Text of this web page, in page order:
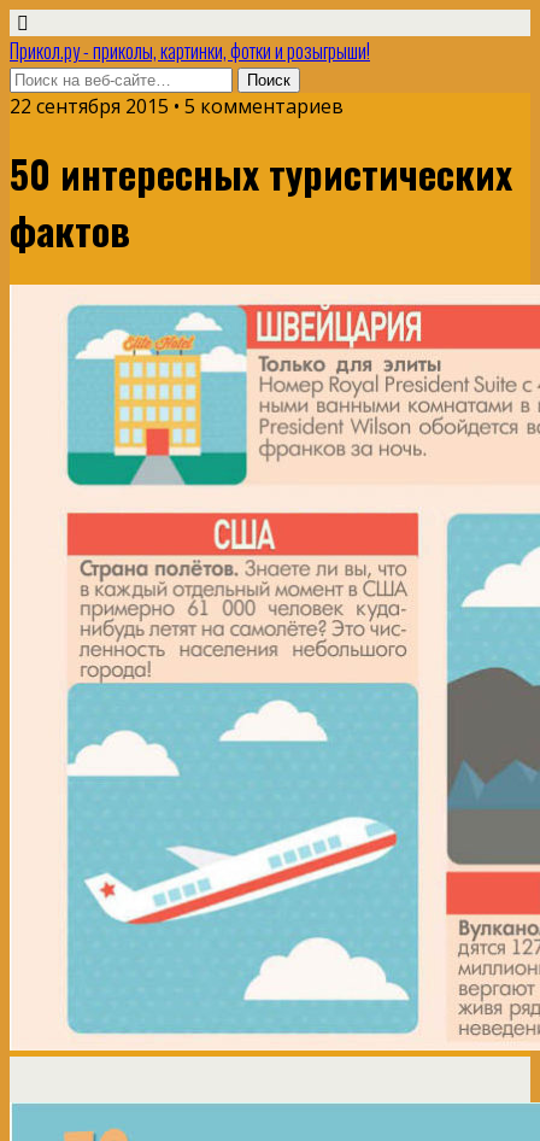
Прикол.ру - приколы, картинки, фотки и розыгрыши!
22 сентября 2015 • 5 комментариев
50 интересных туристических
фактов